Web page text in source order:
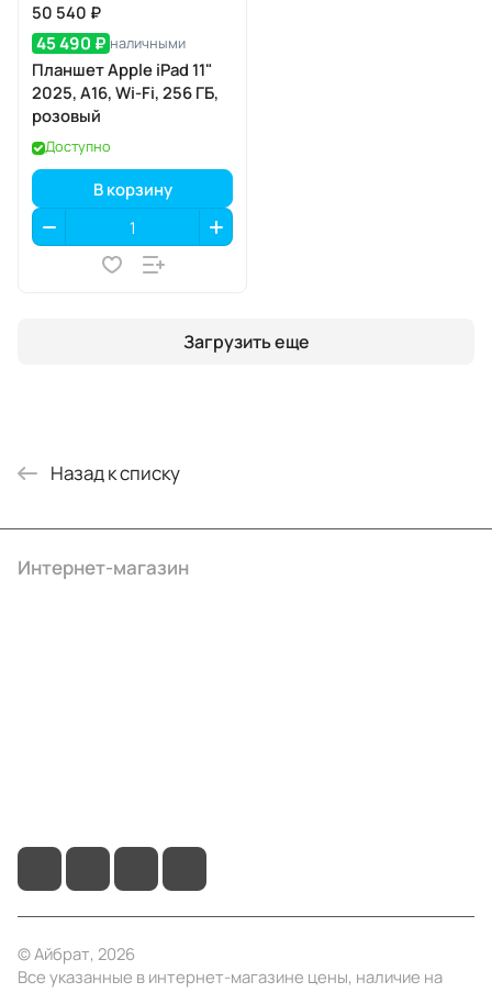
50 540 ₽
45 490 ₽ наличными
Планшет Apple iPad 11"
2025, A16, Wi-Fi, 256 ГБ,
розовый
Доступно
В корзину
Загрузить еще
Назад к списку
Интернет-магазин
© Айбрат, 2026
Все указанные в интернет-магазине цены, наличие на